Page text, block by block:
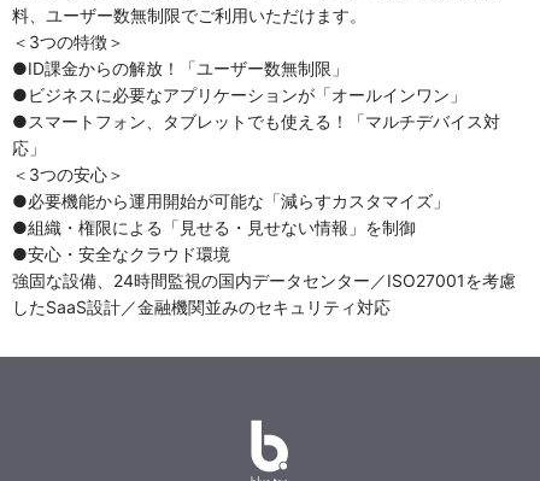
料、ユーザー数無制限でご利用いただけます。
＜3つの特徴＞
●ID課金からの解放！「ユーザー数無制限」
●ビジネスに必要なアプリケーションが「オールインワン」
●スマートフォン、タブレットでも使える！「マルチデバイス対
応」
＜3つの安心＞
●必要機能から運用開始が可能な「減らすカスタマイズ」
●組織・権限による「見せる・見せない情報」を制御
●安心・安全なクラウド環境
強固な設備、24時間監視の国内データセンター／ISO27001を考慮
したSaaS設計／金融機関並みのセキュリティ対応